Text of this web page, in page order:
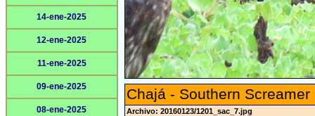
14-ene-2025
12-ene-2025
11-ene-2025
09-ene-2025
08-ene-2025
Chajá - Southern
Archivo: 20160123/1201_sac_7.jpg